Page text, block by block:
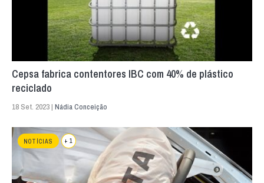
Cepsa fabrica contentores IBC com 40% de plástico
reciclado
18 Set. 2023 | Nádia Conceição
NOTÍCIAS + 1